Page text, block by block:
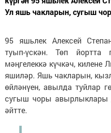
Ул яшь чакларын, сугыш
95 яшьлек Алексей
туып-үскән. Төп
мәңгелеккә күчкәч, килене
яшиләр. Яшь чакларын,
өйләнүен, авылда туйлар
сугыш чоры авырлыклары
әйтте.